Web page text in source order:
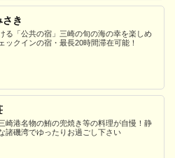
き
る「公共の宿」三崎の旬の海の幸を楽しめ
ックインの宿・最長20時間滞在可能！
崎港名物の鮪の兜焼き等の料理が自慢！静
諸磯湾でゆったりお過ごし下さい